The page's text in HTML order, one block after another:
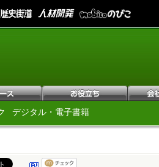
デジタル・電子書籍